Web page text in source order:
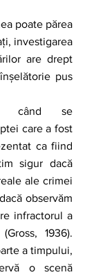
investigarea
are drept
pus
care a fost
ca fiind
sigur dacă
ale crimei
observăm
infractorul a
1936).
a timpului,
o scenă